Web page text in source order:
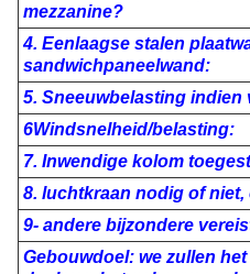
mezzanine?
4. Eenlaagse stalen
sandwichpaneelwand:
5. Sneeuwbelasting indien
6Windsnelheid/belasting:
7. Inwendige kolom
8. luchtkraan nodig of niet,
9- andere bijzondere
Gebouwdoel: we zullen